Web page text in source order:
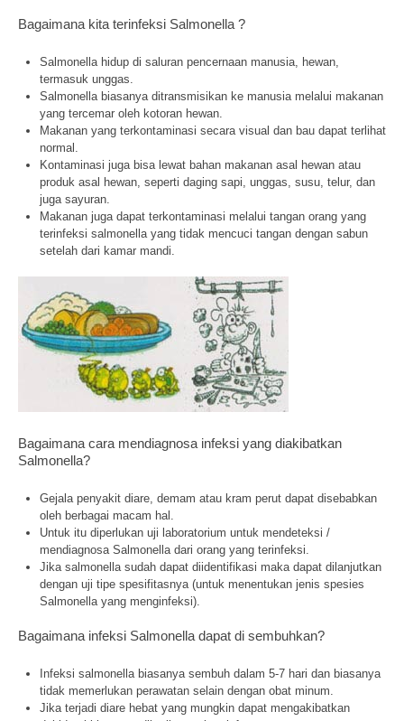
Bagaimana kita terinfeksi Salmonella ?
Salmonella hidup di saluran pencernaan manusia, hewan,
termasuk unggas.
Salmonella biasanya ditransmisikan ke manusia melalui makanan
yang tercemar oleh kotoran hewan.
Makanan yang terkontaminasi secara visual dan bau dapat terlihat
normal.
Kontaminasi juga bisa lewat bahan makanan asal hewan atau
produk asal hewan, seperti daging sapi, unggas, susu, telur, dan
juga sayuran.
Makanan juga dapat terkontaminasi melalui tangan orang yang
terinfeksi salmonella yang tidak mencuci tangan dengan sabun
setelah dari kamar mandi.
Bagaimana cara mendiagnosa infeksi yang diakibatkan
Salmonella?
Gejala penyakit diare, demam atau kram perut dapat disebabkan
oleh berbagai macam hal.
Untuk itu diperlukan uji laboratorium untuk mendeteksi /
mendiagnosa Salmonella dari orang yang terinfeksi.
Jika salmonella sudah dapat diidentifikasi maka dapat dilanjutkan
dengan uji tipe spesifitasnya (untuk menentukan jenis spesies
Salmonella yang menginfeksi).
Bagaimana infeksi Salmonella dapat di sembuhkan?
Infeksi salmonella biasanya sembuh dalam 5-7 hari dan biasanya
tidak memerlukan perawatan selain dengan obat minum.
Jika terjadi diare hebat yang mungkin dapat mengakibatkan